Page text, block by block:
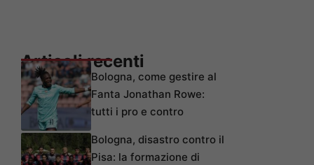
Articoli recenti
Bologna, come gestire al
Fanta Jonathan Rowe:
tutti i pro e contro
Bologna, disastro contro il
Pisa: la formazione di